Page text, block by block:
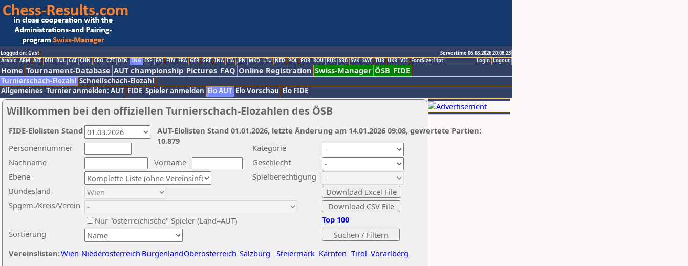
Logged on: Gast
Servertime 06.08.2026 20:08:23
Logout
Login
Arabic ARM AZE BIH BUL CAT CHN CRO CZE DEN ENG ESP FAI FIN FRA GER GRE INA ITA JPN MKD LTU NED POL POR ROU RUS SRB SVK SWE TUR UKR VIE FontSize:11pt
Home Tournament-Database AUT championship Pictures FAQ Online Registration Swiss-Manager ÖSB FIDE
Turnierschach-Elozahl Schnellschach-Elozahl
Allgemeines Turnier anmelden: AUT FIDE Spieler anmelden Elo AUT Elo Vorschau Elo FIDE
Willkommen bei den offiziellen Turnierschach-Elozahlen des ÖSB
Nachname
Vorname
Ebene
Kategorie
Sortierung
Personennummer
Bundesland
Spgem./Kreis/Verein
Geschlecht
Nur "österreichische" Spieler (Land=AUT)
Spielberechtigung
Vereinslisten:Wien Niederösterreich BurgenlandOberösterreich Salzburg Steiermark Kärnten Tirol Vorarlberg
Top 100
AUT-Elolisten Stand 01.01.2026, letzte Änderung am 14.01.2026 09:08, gewertete Partien:
10.879
FIDE-Elolisten Stand